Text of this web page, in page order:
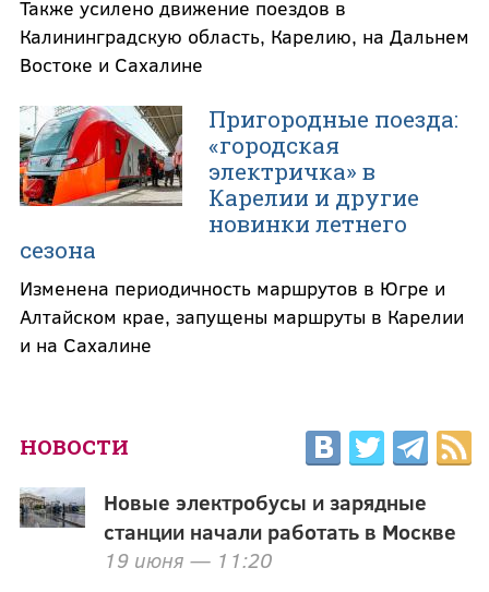
Также усилено движение поездов в
Калининградскую область, Карелию, на Дальнем
Востоке и Сахалине
Пригородные поезда:
«городская
электричка» в
Карелии и другие
новинки летнего
сезона
Изменена периодичность маршрутов в Югре и
Алтайском крае, запущены маршруты в Карелии
и на Сахалине
НОВОСТИ
Новые электробусы и зарядные
станции начали работать в Москве
19 июня — 11:20